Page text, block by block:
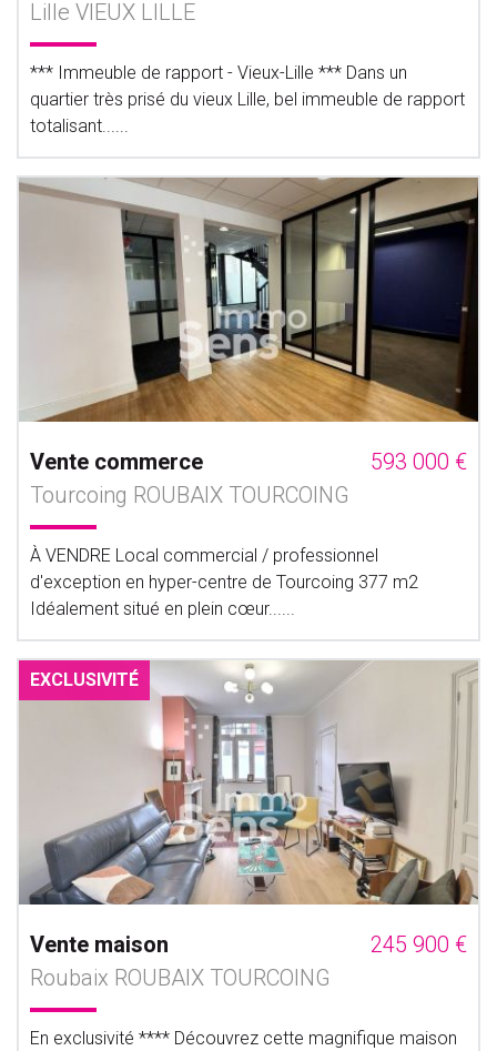
Lille VIEUX LILLE
*** Immeuble de rapport - Vieux-Lille *** Dans un
quartier très prisé du vieux Lille, bel immeuble de rapport
totalisant......
Vente commerce
593 000 €
Tourcoing ROUBAIX TOURCOING
À VENDRE Local commercial / professionnel
d'exception en hyper-centre de Tourcoing 377 m2
Idéalement situé en plein cœur......
EXCLUSIVITÉ
Vente maison
245 900 €
Roubaix ROUBAIX TOURCOING
En exclusivité **** Découvrez cette magnifique maison